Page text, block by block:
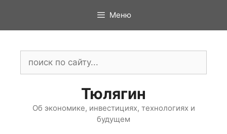
содержимому
Меню
Тюлягин
Об экономике, инвестициях, технологиях и
будущем